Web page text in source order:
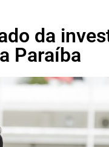
da
Paraíba